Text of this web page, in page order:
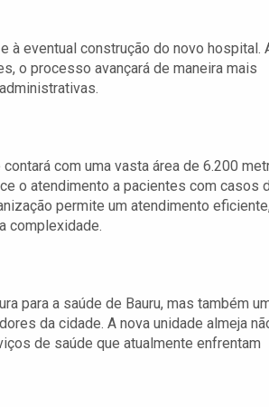
à eventual construção do novo hospital.
o processo avançará de maneira mais
com uma vasta área de 6.200
o atendimento a pacientes com casos
permite um atendimento
complexidade.
para a saúde de Bauru, mas também
da cidade. A nova unidade almeja
de saúde que atualmente enfrentam